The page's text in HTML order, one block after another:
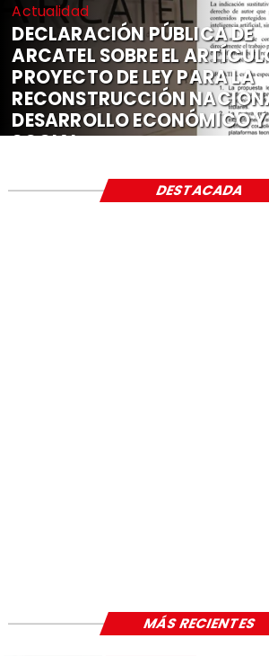
Actualidad
DECLARACIÓN PÚBLICA DE
ARCATEL SOBRE EL
PROYECTO DE LEY PARA LA
RECONSTRUCCIÓN
DESARROLLO ECONÓMICO Y
SOCIAL
DESTACADA
MÁS RECIENTES